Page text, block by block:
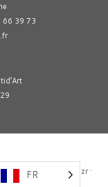
66 39 73
the Thème Customizr·
FR